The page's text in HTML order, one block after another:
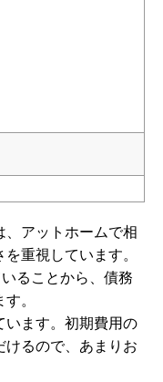
、アットホームで相
重視しています。
ることから、債務
。
います。初期費用の
けるので、あまりお